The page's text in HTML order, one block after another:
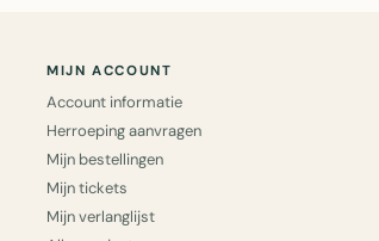
MIJN ACCOUNT
Account informatie
Herroeping aanvragen
Mijn bestellingen
Mijn tickets
Mijn verlanglijst